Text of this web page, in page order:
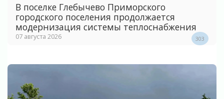
В поселке Глебычево Приморского
городского поселения продолжается
модернизация системы теплоснабжения
07 августа 2026 303